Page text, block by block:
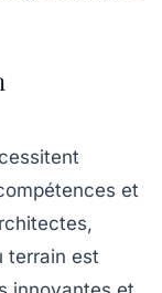
et
terrain est